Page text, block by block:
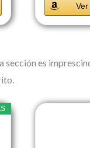
Ver
sección es